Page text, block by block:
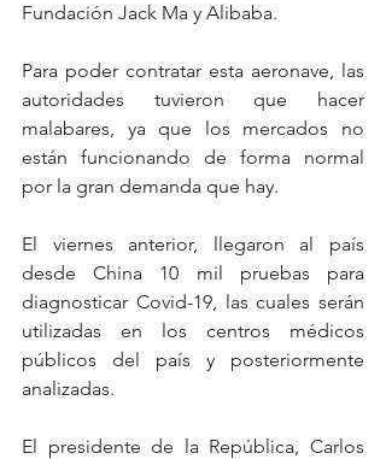
Fundación Jack Ma y Alibaba.
Para poder contratar esta aeronave, las
autoridades tuvieron que hacer
malabares, ya que los mercados no
están funcionando de forma normal
por la gran demanda que hay.
El viernes anterior, llegaron al país
desde China 10 mil pruebas para
diagnosticar Covid-19, las cuales serán
utilizadas en los centros médicos
públicos del país y posteriormente
analizadas.
El presidente de la República, Carlos